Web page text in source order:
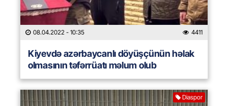
08.04.2022 - 10:35 4411
Kiyevdə azərbaycanlı döyüşçünün həlak
olmasının təfərrüatı məlum olub
Diaspor